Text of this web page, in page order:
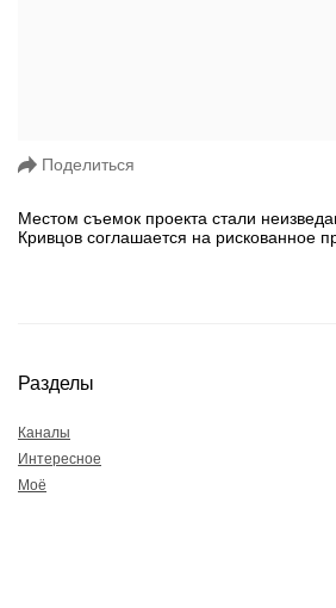
Поделиться
Местом съемок проекта стали
Кривцов соглашается на рискованное
Разделы
Каналы
Интересное
Моё